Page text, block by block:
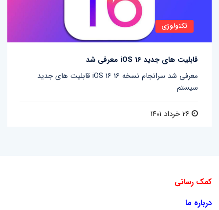
تکنولوژی
قابلیت های جدید iOS 16 معرفی شد
قابلیت های جدید iOS 16 معرفی شد سرانجام نسخه 16
سیستم
کمک رسانی
درباره ما